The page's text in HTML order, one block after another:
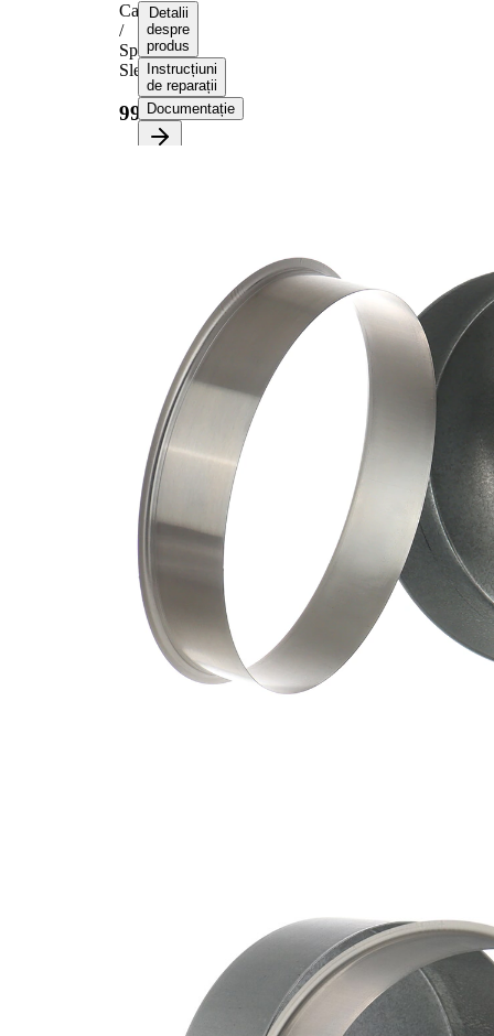
Camasa
/
Speedi-
Sleeve
99700
Detalii
despre
produs
Instrucțiuni
de reparații
Documentație
25,40
mm
Latime 2
31,75
pt. diametru
177,80
Adâncimea
de inserție
42,88
mm